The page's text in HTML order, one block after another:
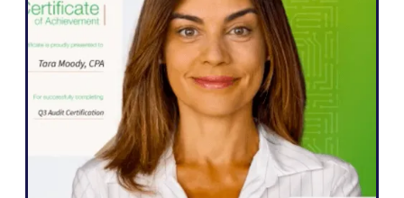
WordPress
Weglot nos permitiu expandir nosso site
para cinco idiomas rapidamente. Já
observamos melhorias significativas no
engajamento de nosso público